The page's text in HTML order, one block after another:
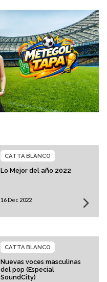
Lo Mejor del año 2022
CATTA BLANCO
16 Dec 2022
Nuevas voces masculinas
del pop (Especial
SoundCity)
CATTA BLANCO